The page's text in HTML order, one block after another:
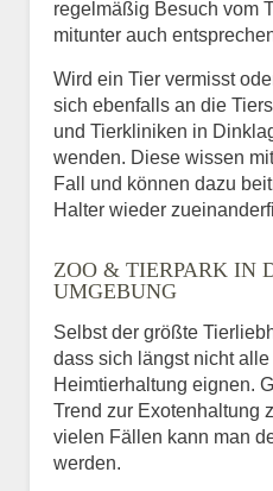
regelmäßig Besuch vom
mitunter auch
Wird ein Tier vermisst
sich ebenfalls an die
und Tierkliniken in
wenden. Diese wissen
Fall und können dazu
Halter wieder
ZOO & TIERPARK IN
UMGEBUNG
Selbst der größte
dass sich längst nicht
Heimtierhaltung eignen.
Trend zur Exotenhaltung
vielen Fällen kann man
werden.